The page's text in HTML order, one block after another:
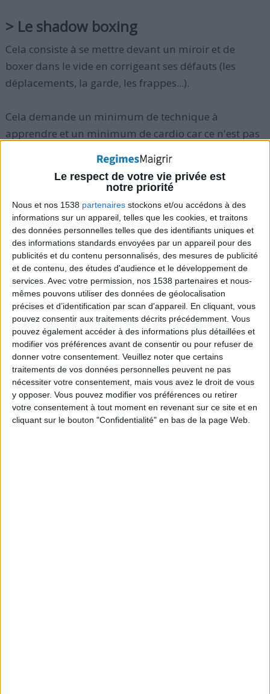
Le respect de votre vie privée est
notre priorité
Nous et nos 1538 partenaires stockons et/ou accédons à des
informations sur un appareil, telles que les cookies, et traitons
des données personnelles telles que des identifiants uniques et
des informations standards envoyées par un appareil pour des
publicités et du contenu personnalisés, des mesures de publicité
et de contenu, des études d'audience et le développement de
services. Avec votre permission, nos 1538 partenaires et nous-
mêmes pouvons utiliser des données de géolocalisation
précises et d’identification par scan d'appareil. En cliquant, vous
pouvez consentir aux traitements décrits précédemment. Vous
pouvez également accéder à des informations plus détaillées et
modifier vos préférences avant de consentir ou pour refuser de
donner votre consentement. Veuillez noter que certains
traitements de vos données personnelles peuvent ne pas
nécessiter votre consentement, mais vous avez le droit de vous
y opposer. Vous pouvez modifier vos préférences ou retirer
votre consentement à tout moment en revenant sur ce site et en
cliquant sur le bouton "Confidentialité" en bas de la page Web.
> Le shadow boxing
Cela consiste à se mettre devant un miroir et de
boxer dans le vide en corrigeant ses défauts (les
déplacements, la garde, les frappes...).
Cela demande un minimum de technique à
apprendre et un minimum de cardio car ce n'est pas
vous pouvez déjà monter bien haut dans votre
fréquence cardiaque,mais c'est un bon exercice pour
vous chauffer.
Vous n'aurez pas une perte énorme en kcal, par
contre pour les habitués, vous allez acquérir une
bonne technique. C'est de loin le meilleur exercice
pour développer la mémoire musculaire.
Bénéfices :cardio, coordination motrice.
> La corde à sauter
La corde à sauter requiert elle aussi un minimum de
technique, mais une technique de saut et surtout une
coordination bras-jambes, ce qui est tout à fait